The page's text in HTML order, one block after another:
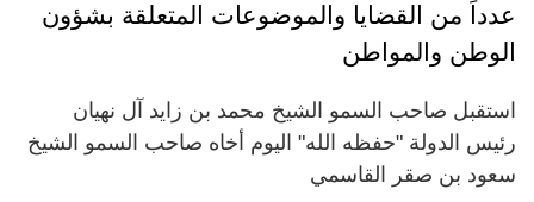
عدداً من القضايا والموضوعات المتعلقة بشؤون
الوطن والمواطن
استقبل صاحب السمو الشيخ محمد بن زايد آل نهيان
رئيس الدولة "حفظه الله" اليوم أخاه صاحب السمو الشيخ
سعود بن صقر القاسمي